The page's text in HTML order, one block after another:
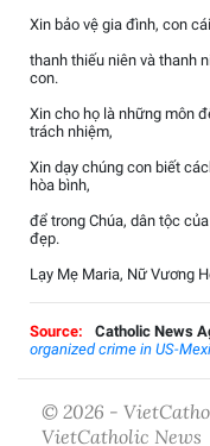
Xin bảo vệ gia đình, con
thanh thiếu niên và thanh
con.
Xin cho họ là những môn
trách nhiệm,
Xin dạy chúng con biết
hòa bình,
để trong Chúa, dân tộc
đẹp.
Lạy Mẹ Maria, Nữ Vương
Source: Catholic News
organized crime in US-
© 2026 -
VietCatholic News